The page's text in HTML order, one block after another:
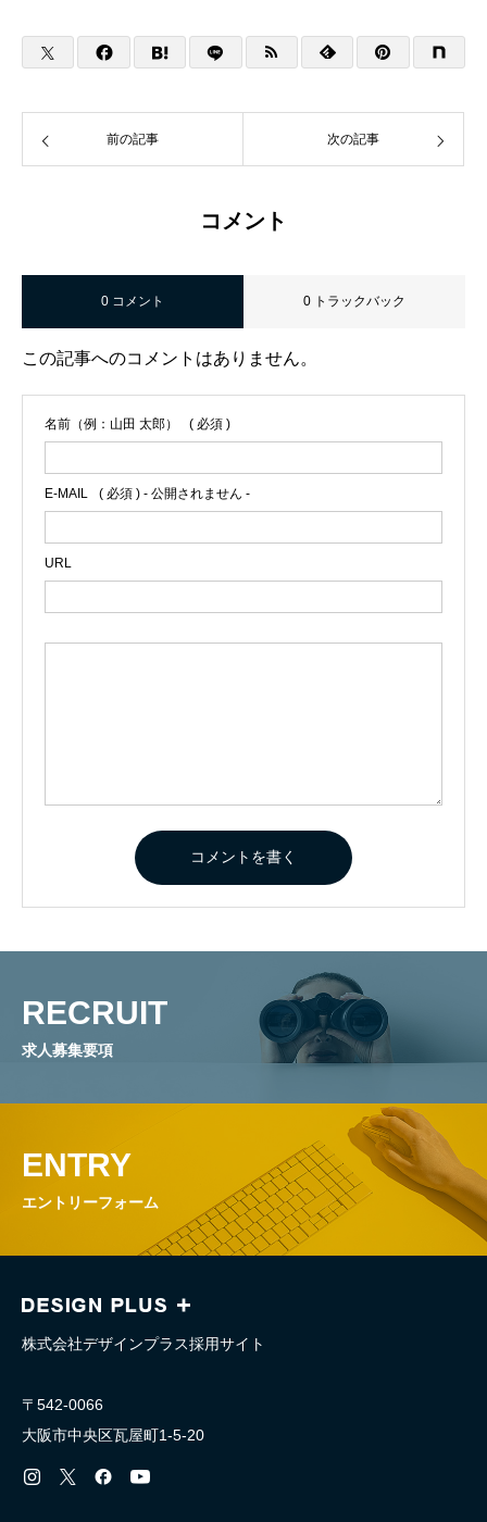
前の記事 次の記事
コメント
0 コメント 0 トラックバック
この記事へのコメントはありません。
名前（例：山田 太郎） ( 必須 )
E-MAIL ( 必須 ) - 公開されません -
URL
RECRUIT
求人募集要項
ENTRY
エントリーフォーム
株式会社デザインプラス採用サイト
〒542-0066
大阪市中央区瓦屋町1-5-20